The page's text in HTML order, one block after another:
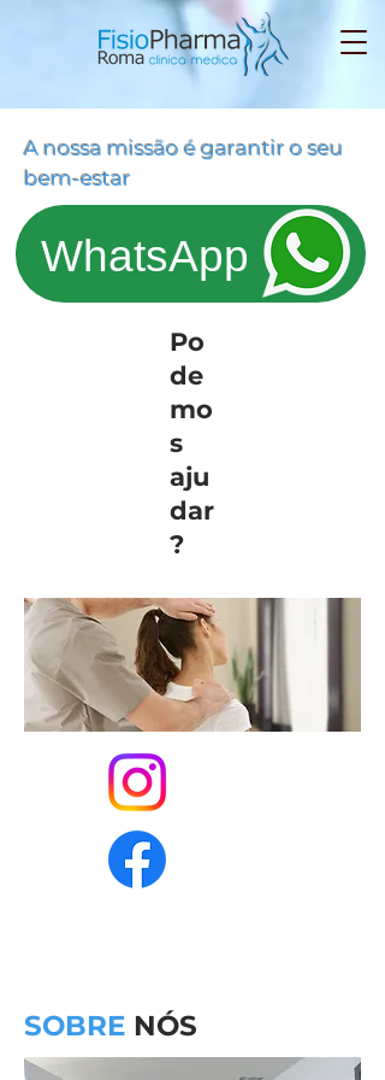
A nossa missão é garantir o seu
bem-estar
WhatsApp
Po
de
mo
s
aju
dar
?
nós
SOBRE NÓS